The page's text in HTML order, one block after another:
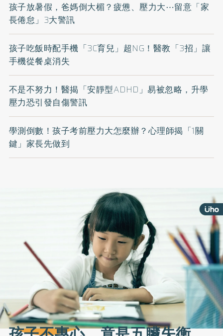
孩子放暑假，爸媽倒大楣？疲憊、壓力大⋯留意「家
長倦怠」3大警訊
孩子吃飯時配手機「3C育兒」超NG！醫教「3招」讓
手機從餐桌消失
不是不努力！醫揭「安靜型ADHD」易被忽略，升學
壓力恐引發自傷警訊
學測倒數！孩子考前壓力大怎麼辦？心理師揭「1關
鍵」家長先做到